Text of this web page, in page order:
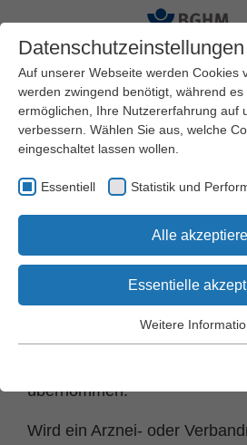
Startseite
Versicherungsschutz
Heilbehandlung / med. Reha
Arznei- und Verbandmittel
Arznei- und
Verbandmittel
werden grundsätzlich bis zur
übernommen.
Wird ein Arznei- oder
Datenschutzeinstellungen
Auf unserer Webseite werden Cookies
werden zwingend benötigt, während
ermöglichen, Ihre Nutzererfahrung auf
verbessern. Wählen Sie aus, welche
eingeschaltet lassen wollen.
Essentiell Statistik und
Alle
Essentielle
Essentielle Cookies werden für
Webseite einwandfrei funktioniert.
Name fe_typo_user
Cookie-
Weitere